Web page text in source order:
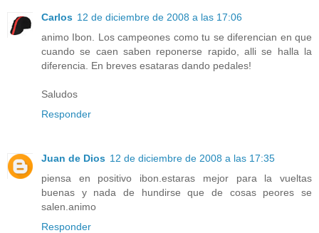
Carlos 12 de diciembre de 2008 a las 17:06
animo Ibon. Los campeones como tu se diferencian en que
cuando se caen saben reponerse rapido, alli se halla la
diferencia. En breves esataras dando pedales!
Saludos
Responder
Juan de Dios 12 de diciembre de 2008 a las 17:35
piensa en positivo ibon.estaras mejor para la vueltas
buenas y nada de hundirse que de cosas peores se
salen.animo
Responder